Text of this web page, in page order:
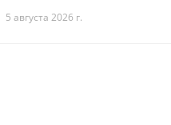
5 августа 2026 г.